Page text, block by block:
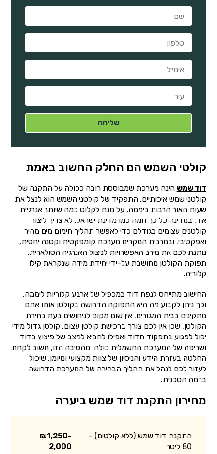
קולטי השמש הם החלק החשוב באמת
דוד שמש הינה מערכת שמבוססת רובה ככולה על התקנה של
קולטני שמש איכותיים. התפקיד של קולטני השמש הוא לנצל את
שעות האור הרבות ביממה, על מנת לקלוט כמה שיותר אנרגיית
אור. במדינה כל כך חמה כמו מדינת ישראל, לא צריך ליצור
קולטנים עצומים בגודלם כדי לאפשר תהליך חימום מים מהיר
ואפקטיבי. ובמרבית המקרים מערכת קומפקטית וקטנה יחסית,
נותנת לכם את מירב האפשרויות לניצול האנרגיה הסולארית.
תפוקת הקולטן מחושבת על-ידי יחידת מידה שנקראת קילו
קלוריה.
החישוב מתייחס לנפח דוד במכפיל של ארבע קלוריות ליממה.
וכך ניתן לקבוע מה היא התפוקה הדרושה בקולטן אותו אתם
מתקינים בבית המגורים. אין שום מקום לניחושים בעת בחירת
הקולטן, שכן אין לכם צורך ברכישת קולטן עצום. קולטן גדול מידי
יכול לפגוע בתפקוד הדוד ואפילו להביא למצב של פיצוץ בדוד
ושריפה של המערכת החשמלית כולה. מהסיבה הזו, חשוב לקחת
החלטה בעזרת הידע והניסיון של צוות מקצועי ומיומן. שיכול
לעזור לכם לנהל את תהליך הבחירה של המערכת הדרושה
ברמה הטכנית.
מחירון התקנת דוד שמש ביערה
התקנת דוד שמש (ללא קולטים) -
80 ליטר
₪1,250-
2,000